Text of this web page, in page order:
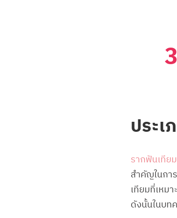
ประ
รากฟันเทีย
สำคัญในกา
เทียมที่เหม
ดังนั้นในบท